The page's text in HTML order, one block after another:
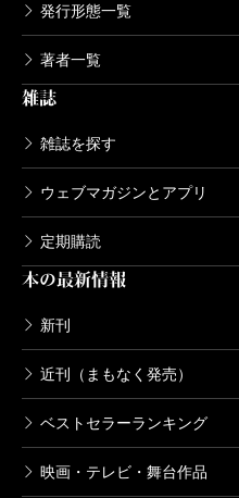
発行形態一覧
著者一覧
雑誌
雑誌を探す
ウェブマガジンとアプリ
定期購読
本の最新情報
新刊
近刊（まもなく発売）
ベストセラーランキング
映画・テレビ・舞台作品